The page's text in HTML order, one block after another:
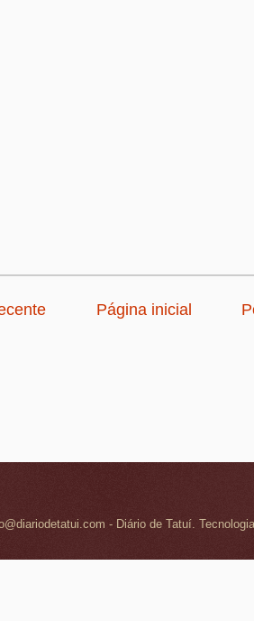
Página inicial
- Diário de Tatuí.